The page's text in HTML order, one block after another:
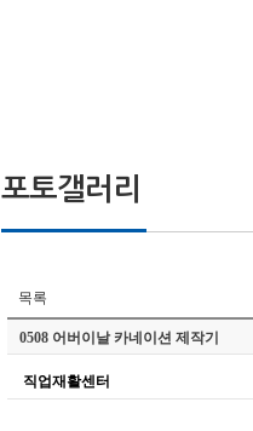
포토갤러리
목록
0508 어버이날 카네이션 제작기
직업재활센터